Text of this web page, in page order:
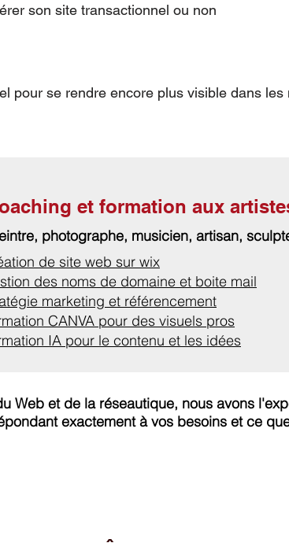
son site transactionnel ou non
pour se rendre encore plus visible dans
et formation aux
photographe, musicien, artisan,
de site web sur wix
des noms de domaine et boite mail
marketing et référencement
CANVA pour des visuels pros
IA pour le contenu et les idées
Web et de la réseautique, nous avons
exactement à vos besoins et ce